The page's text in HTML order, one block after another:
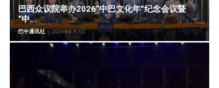
巴西众议院举办2026“中巴文化年”纪念会议暨
“中...
巴中通讯社 - 2026年8月3日